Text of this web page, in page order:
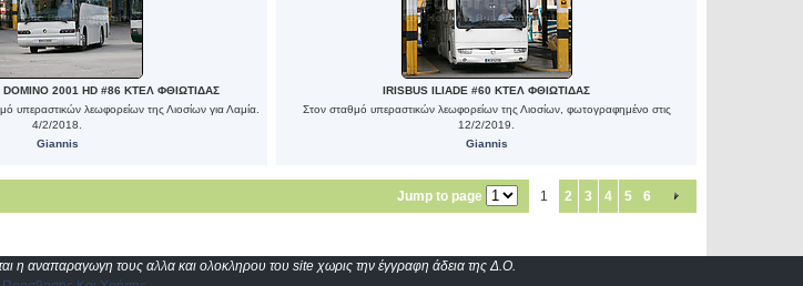
DOMINO 2001 HD #86 ΚΤΕΛ ΦΘΙΩΤΙΔΑΣ
υπεραστικών λεωφορείων της Λιοσίων για Λαμία.
4/2/2018.
Giannis
IRISBUS ILIADE #60 ΚΤΕΛ ΦΘΙΩΤΙΔΑΣ
Στον σταθμό υπεραστικών λεωφορείων της Λιοσίων, φωτογραφημένο στις
12/2/2019.
Giannis
Jump to page 1 2 3 4 5 6
η αναπαραγωγη τους αλλα και ολοκληρου του site χωρις την έγγραφη άδεια της Δ.Ο.